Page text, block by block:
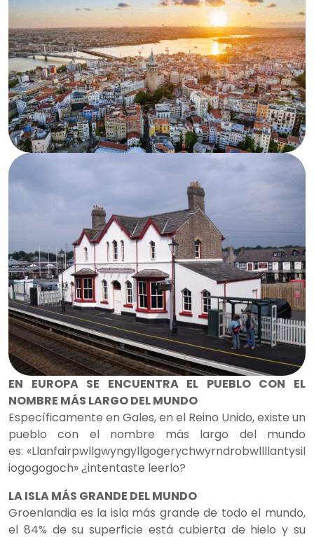
EN EUROPA SE ENCUENTRA EL PUEBLO CON EL
NOMBRE MÁS LARGO DEL MUNDO
Específicamente en Gales, en el Reino Unido, existe un
pueblo con el nombre más largo del mundo
es: «Llanfairpwllgwyngyllgogerychwyrndrobwllllantysil
iogogogoch» ¿intentaste leerlo?
LA ISLA MÁS GRANDE DEL MUNDO
Groenlandia es la isla más grande de todo el mundo,
el 84% de su superficie está cubierta de hielo y su